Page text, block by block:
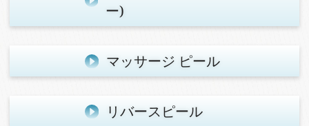
ー)
マッサージ ピール
リバースピール